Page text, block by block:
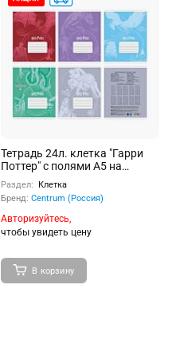
Тетрадь 24л. клетка "Гарри
Поттер" с полями А5 на
скрепке
Раздел:
Клетка
Бренд: Centrum (Россия)
Авторизуйтесь,
чтобы увидеть цену
В корзину